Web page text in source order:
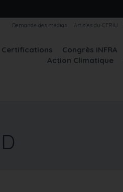
Demande des médias Articles du CERIU
Certifications Congrès INFRA
Action Climatique